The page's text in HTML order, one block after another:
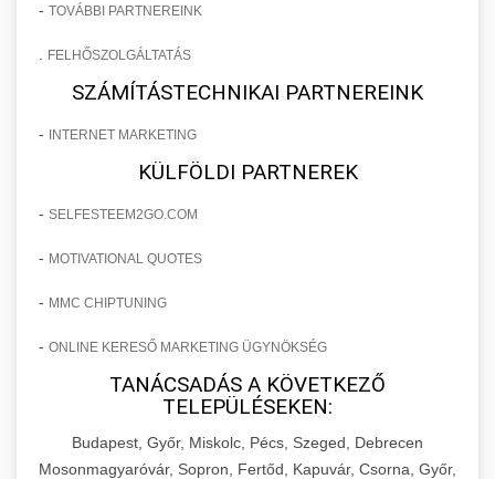
- TOVÁBBI PARTNEREINK
FELHŐSZOLGÁLTATÁS
SZÁMÍTÁSTECHNIKAI PARTNEREINK
- INTERNET MARKETING
KÜLFÖLDI PARTNEREK
- SELFESTEEM2GO.COM
- MOTIVATIONAL QUOTES
- MMC CHIPTUNING
- ONLINE KERESŐ MARKETING ÜGYNÖKSÉG
TANÁCSADÁS A KÖVETKEZŐ
TELEPÜLÉSEKEN:
Budapest, Győr, Miskolc, Pécs, Szeged, Debrecen
Mosonmagyaróvár, Sopron, Fertőd, Kapuvár, Csorna, Győr,